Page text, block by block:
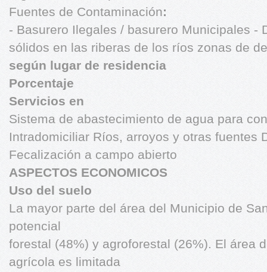
Fuentes de Contaminación:
- Basurero Ilegales / basurero Municipales -
sólidos en las riberas de los ríos zonas de
según lugar de residencia
Porcentaje
Servicios en
Sistema de abastecimiento de agua para
Intradomiciliar Ríos, arroyos y otras fuentes
Fecalización a campo abierto
ASPECTOS ECONOMICOS
Uso del suelo
La mayor parte del área del Municipio de
potencial
forestal (48%) y agroforestal (26%). El área
agrícola es limitada